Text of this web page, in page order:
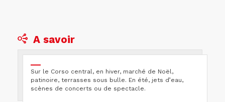
A savoir
Sur le Corso central, en hiver, marché de Noël,
patinoire, terrasses sous bulle. En été, jets d’eau,
scènes de concerts ou de spectacle.